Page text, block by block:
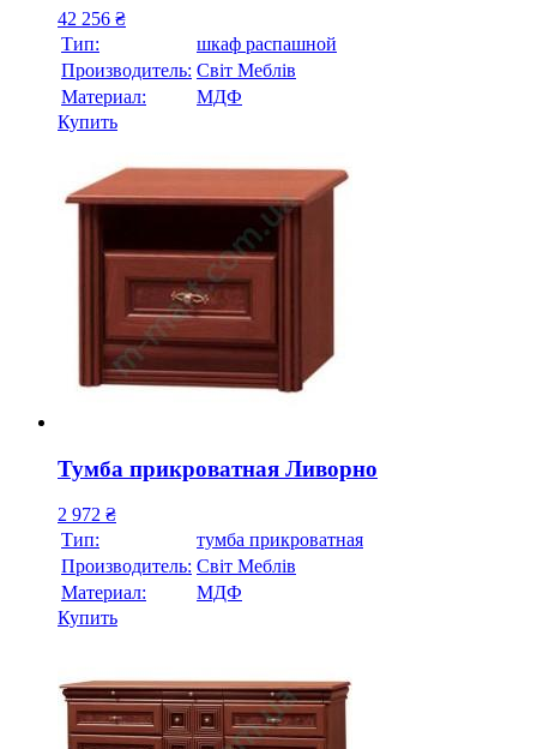
42 256 ₴
Тип:
шкаф распашной
Производитель: Свiт Меблiв
Материал:
МДФ
Купить
Тумба прикроватная Ливорно
2 972 ₴
Тип:
тумба прикроватная
Производитель: Свiт Меблiв
Материал:
МДФ
Купить